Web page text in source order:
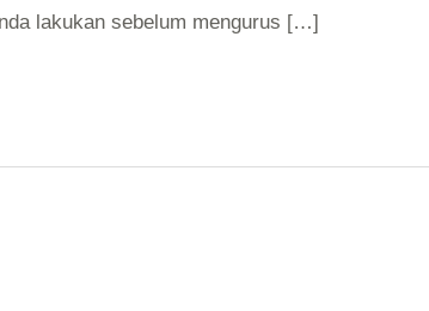
lakukan sebelum mengurus […]